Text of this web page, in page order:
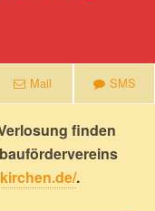
Mail SMS
finden
.